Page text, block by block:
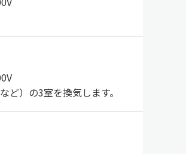
ど）の3室を換気します。